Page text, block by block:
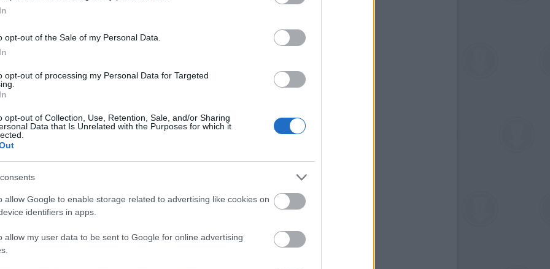
opt-out of the Sale of my Personal Data.
opt-out of processing my Personal Data for Targeted
opt-out of Collection, Use, Retention, Sale, and/or Sharing
Data that Is Unrelated with the Purposes for which it
allow Google to enable storage related to advertising like cookies on
identifiers in apps.
allow my user data to be sent to Google for online advertising
szakértői csapat a lelőhelyet Chactun névre
Nemzeti Antropológiai és Történelmi
síkságokon, melynek kiterjedése és
és El Palmarhoz hasonlít, melyek
írja Sprajc a közleményben. A komplexum több
feliratokat is hordoz - száma alapján a kutatók
időszakban a kormány székhelye lehetett. Az
Társaság és két magánvállalat, az
szponzorálja.
dzsungelben, a Calakmul Bioszféra Rezervátum
egyike ama közel 80 helyszínnek, melyet az
során azonosítottak.